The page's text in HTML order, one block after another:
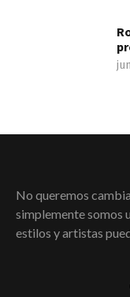
No queremos
simplemente somos
estilos y artistas